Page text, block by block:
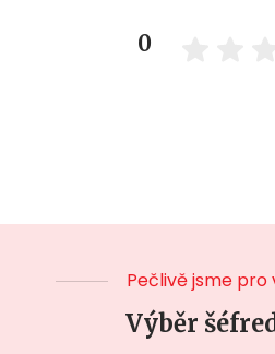
0
Pečlivě jsme pro
Výběr